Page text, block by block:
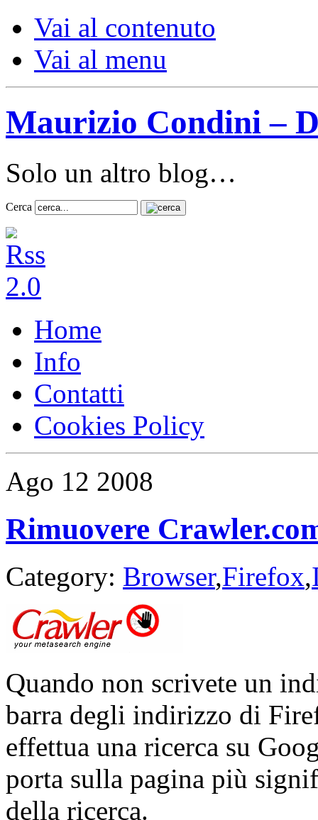
Vai al contenuto
Vai al menu
Maurizio Condini –
Solo un altro blog…
Cerca
Home
Info
Contatti
Cookies Policy
Ago 12 2008
Rimuovere
Category: Browser,Firefox,
Quando non scrivete un
barra degli indirizzo di
effettua una ricerca su
porta sulla pagina più
della ricerca.